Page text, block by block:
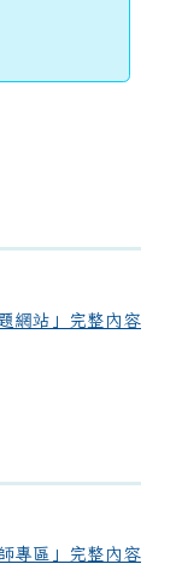
網站」完整內容
專區」完整內容